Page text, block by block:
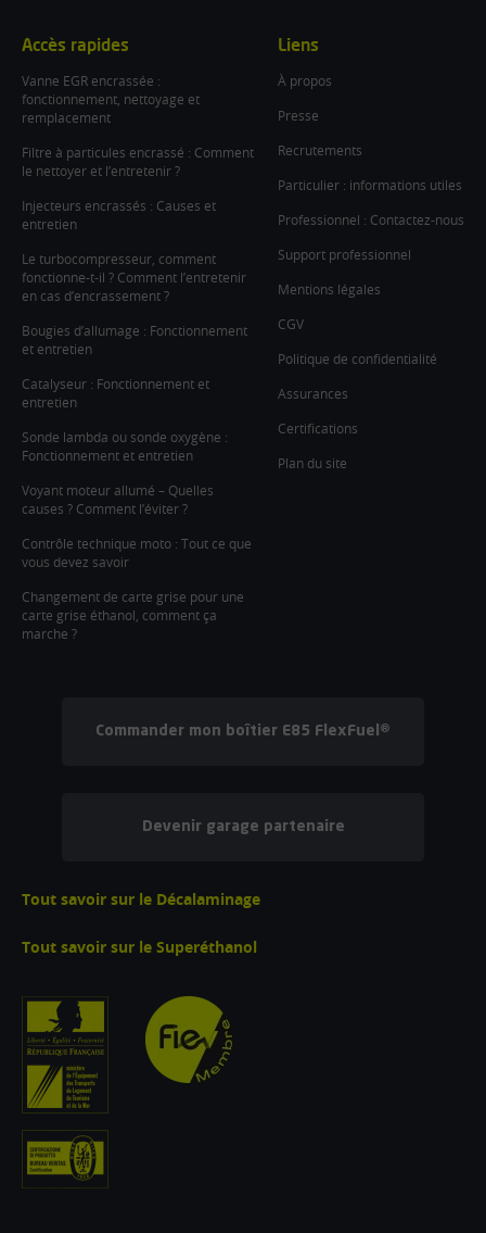
Accès rapides
Vanne EGR encrassée :
fonctionnement, nettoyage et
remplacement
Filtre à particules encrassé : Comment
le nettoyer et l’entretenir ?
Injecteurs encrassés : Causes et
entretien
Le turbocompresseur, comment
fonctionne-t-il ? Comment l’entretenir
en cas d’encrassement ?
Bougies d’allumage : Fonctionnement
et entretien
Catalyseur : Fonctionnement et
entretien
Sonde lambda ou sonde oxygène :
Fonctionnement et entretien
Voyant moteur allumé – Quelles
causes ? Comment l’éviter ?
Contrôle technique moto : Tout ce que
vous devez savoir
Changement de carte grise pour une
carte grise éthanol, comment ça
marche ?
Liens
À propos
Presse
Recrutements
Particulier : informations utiles
Professionnel : Contactez-nous
Support professionnel
Mentions légales
CGV
Politique de confidentialité
Assurances
Certifications
Plan du site
Commander mon boîtier E85 FlexFuel®
Devenir garage partenaire
Tout savoir sur le Décalaminage
Tout savoir sur le Superéthanol